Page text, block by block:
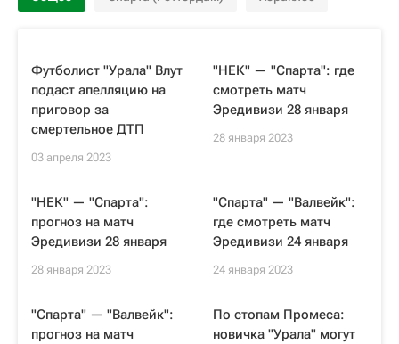
Футболист "Урала" Влут
подаст апелляцию на
приговор за
смертельное ДТП
03 апреля 2023
"НЕК" — "Спарта": где
смотреть матч
Эредивизи 28 января
28 января 2023
"НЕК" — "Спарта":
прогноз на матч
Эредивизи 28 января
28 января 2023
"Спарта" — "Валвейк":
где смотреть матч
Эредивизи 24 января
24 января 2023
"Спарта" — "Валвейк":
прогноз на матч
По стопам Промеса:
новичка "Урала" могут